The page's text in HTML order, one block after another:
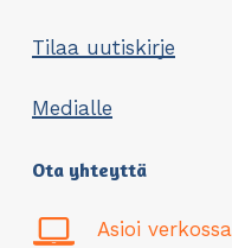
Tilaa uutiskirje
Medialle
Ota yhteyttä
Asioi verkossa